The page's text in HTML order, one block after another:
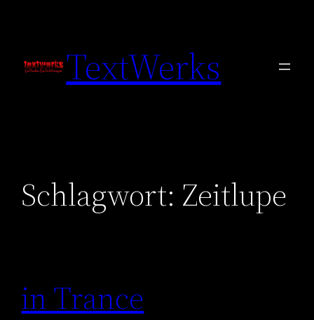
TextWerks
Schlagwort: Zeitlupe
in Trance